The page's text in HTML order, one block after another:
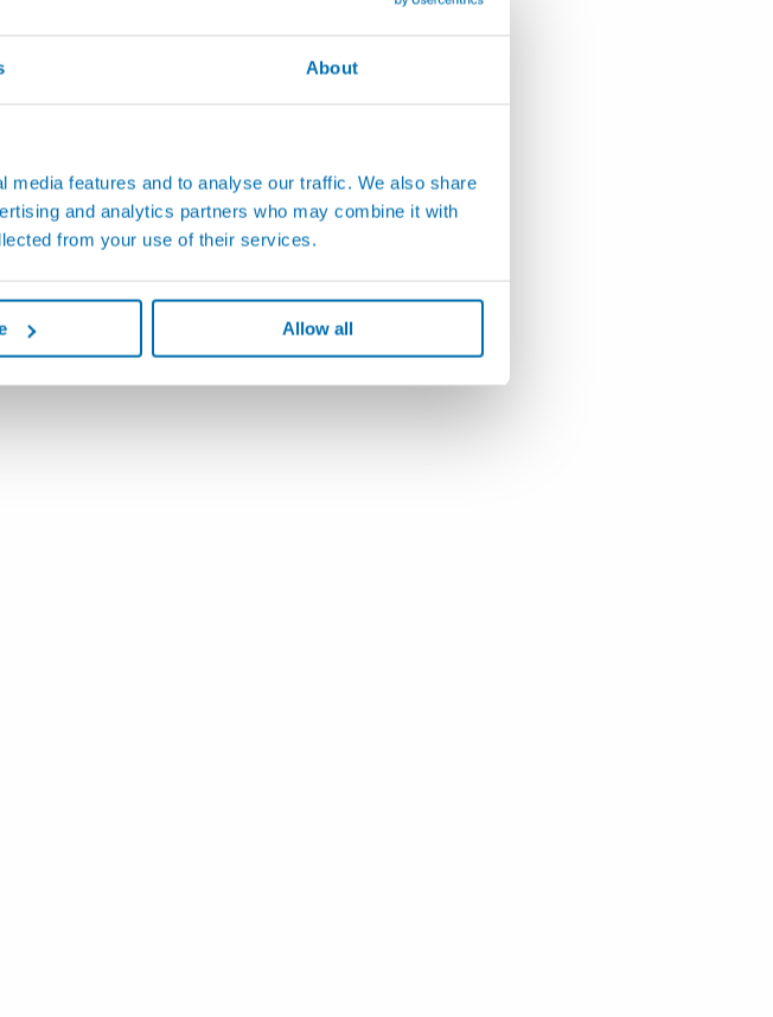
About
features and to analyse our traffic. We also share
and analytics partners who may combine it with
from your use of their services.
Allow all